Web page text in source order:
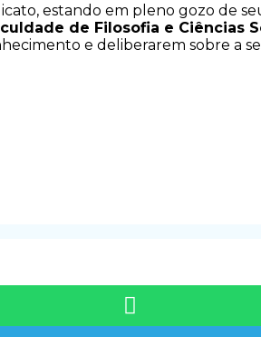
estando em pleno gozo de
de Filosofia e Ciências
e deliberarem sobre a